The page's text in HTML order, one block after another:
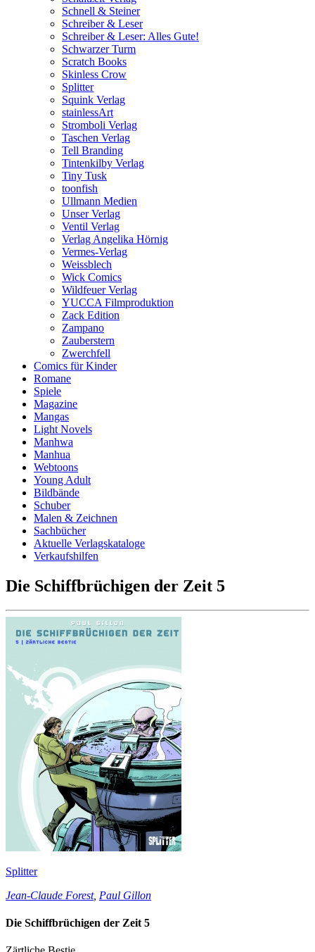
Schnell & Steiner
Schreiber & Leser
Schreiber & Leser: Alles Gute!
Schwarzer Turm
Scratch Books
Skinless Crow
Splitter
Squink Verlag
stainlessArt
Stromboli Verlag
Taschen Verlag
Tell Branding
Tintenkilby Verlag
Tiny Tusk
toonfish
Ullmann Medien
Unser Verlag
Ventil Verlag
Verlag Angelika Hörnig
Vermes-Verlag
Weissblech
Wick Comics
Wildfeuer Verlag
YUCCA Filmproduktion
Zack Edition
Zampano
Zauberstern
Zwerchfell
Comics für Kinder
Romane
Spiele
Magazine
Mangas
Light Novels
Manhwa
Manhua
Webtoons
Young Adult
Bildbände
Schuber
Malen & Zeichnen
Sachbücher
Aktuelle Verlagskataloge
Verkaufshilfen
Die Schiffbrüchigen der Zeit 5
Splitter
Jean-Claude Forest, Paul Gillon
Die Schiffbrüchigen der Zeit 5